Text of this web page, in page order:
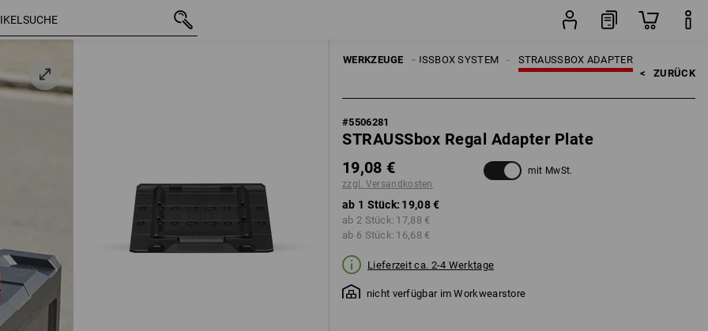
WERKZEUGE STRAUSSBOX ADAPTER
STRAUSSBOX SYSTEM
HANDWERKZEUGE
< ZURÜCK
#5506281
STRAUSSbox Regal Adapter Plate
19,08 €
zzgl. Versandkosten
mit MwSt.
ab 1 Stück: 19,08 €
ab 2 Stück: 17,88 €
ab 6 Stück: 16,68 €
Lieferzeit ca. 2-4 Werktage
nicht verfügbar im Workwearstore
19,08 €
mit MwSt.